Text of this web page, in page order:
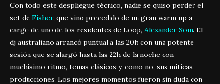
Con todo este despliegue técnico, nadie se quiso perder el
set de Fisher, que vino precedido de un gran warm up a
cargo de uno de los residentes de Loop, Alexander Som. El
dj australiano arrancó puntual a las 20h con una potente
sesión que se alargó hasta las 22h de la noche con
muchísimo ritmo, temas clásicos y, como no, sus míticas
producciones. Los mejores momentos fueron sin duda con